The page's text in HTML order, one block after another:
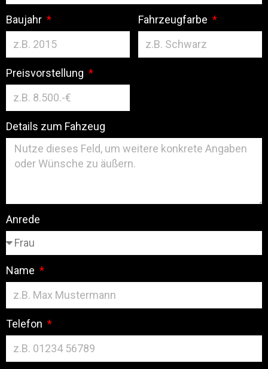
Baujahr Fahrzeugfarbe
Preisvorstellung
Details zum Fahzeug
Anrede
Name
Telefon